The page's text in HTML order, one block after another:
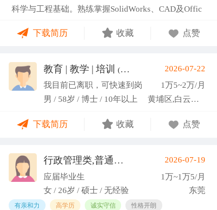
科学与工程基础。熟练掌握SolidWorks、CAD及Offic
2项天津市科研项目，擅长实验设计与数据分析;曾带
优秀的团队协作与沟通协调能力，责任心强，渴望将
科研严谨性融入实践工作中
下载简历 收藏 点赞
教育 | 教学 | 培训 (汤山文)
2026-07-22
我目前已离职，可快速到岗
1万5~2万/月
男 / 58岁 / 博士 / 10年以上
黄埔区,白云区,增城市
下载简历 收藏 点赞
行政管理类,普通教师类 (蓝小艳)2026-07-19
应届毕业生
1万~1万5/月
女 / 26岁 / 硕士 / 无经验
东莞
有亲和力 高学历 诚实守信 性格开朗